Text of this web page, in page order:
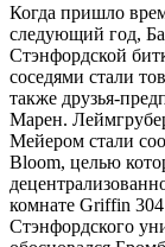
Когда пришло
следующий год,
Стэнфордской
соседями стали
также друзья-
Марен.
Мейером стали
Bloom, целью
комнате Griffin
Стэнфордского